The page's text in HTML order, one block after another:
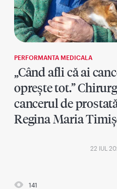
PERFORMANTA MEDICALA
„Când afli că ai
oprește tot.”
cancerul de
Regina Maria
22 IUL
141